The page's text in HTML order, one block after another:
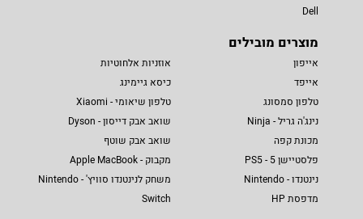
Dell
מוצרים מובילים
אייפון
אייפד
טלפון סמסונג
נינג'ה גריל - Ninja
מכונת קפה
פלסטיישן 5 - PS5
נינטנדו - Nintendo
מדפסת HP
אוזניות אלחוטיות
כיסא גיימינג
טלפון שיאומי - Xiaomi
שואב אבק דייסון - Dyson
שואב אבק שוטף
מקבוק - Apple MacBook
משחק לנינטנדו סוויץ' - Nintendo
Switch